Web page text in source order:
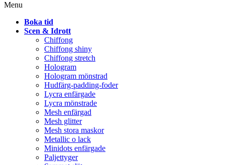
Menu
Boka tid
Scen & Idrott
Chiffong
Chiffong shiny
Chiffong stretch
Hologram
Hologram mönstrad
Hudfärg-padding-foder
Lycra enfärgade
Lycra mönstrade
Mesh enfärgad
Mesh glitter
Mesh stora maskor
Metallic o lack
Minidots enfärgade
Paljettyger